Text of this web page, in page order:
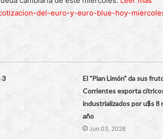
del-euro-y-euro-blue-hoy-
3
El "Plan Limón" da sus
Corrientes exporta
industrializados por u$s 8
año
Jun 03, 2026